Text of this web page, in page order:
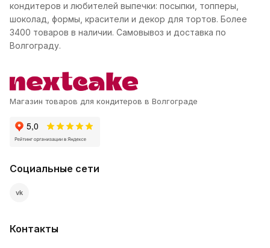
кондитеров и любителей выпечки: посыпки, топперы,
шоколад, формы, красители и декор для тортов. Более
3400 товаров в наличии. Самовывоз и доставка по
Волгограду.
Магазин товаров для кондитеров в Волгограде
Социальные сети
vk
Контакты